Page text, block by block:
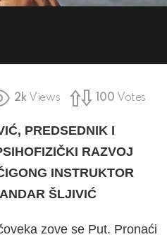
2k Views 100 Votes
PREDSEDNIK I
RAZVOJ
INSTRUKTOR
ŠLJIVIĆ
zove se Put. Pronaći